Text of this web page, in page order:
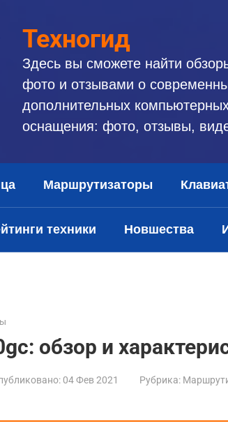
Техногид
Здесь вы сможете найти
фото и отзывами о
дополнительных
оснащения: фото, отзывы,
Маршрутизаторы
техники Новшества
обзор и
04 Фев 2021 Рубрика: